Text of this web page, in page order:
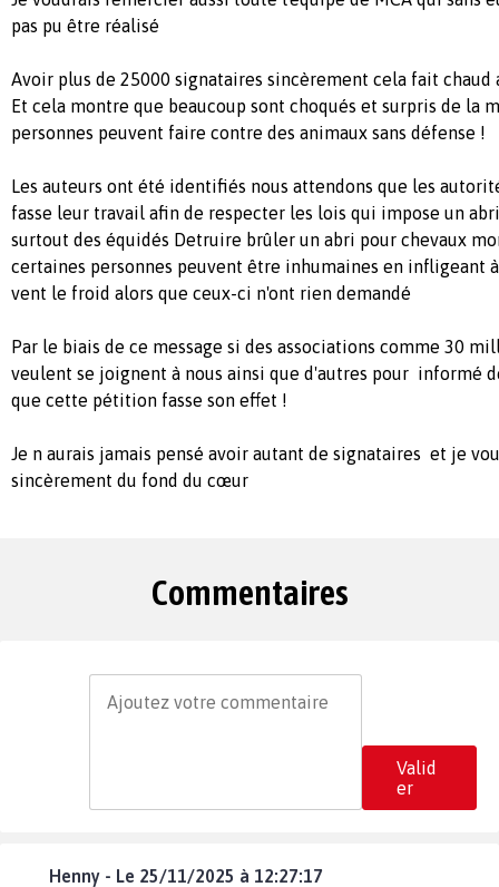
pas pu être réalisé
Avoir plus de 25000 signataires sincèrement cela fait chaud
Et cela montre que beaucoup sont choqués et surpris de la
personnes peuvent faire contre des animaux sans défense !
Les auteurs ont été identifiés nous attendons que les
fasse leur travail afin de respecter les lois qui impose un
surtout des équidés Detruire brûler un abri pour chevaux
certaines personnes peuvent être inhumaines en infligeant
vent le froid alors que ceux-ci n'ont rien demandé
Par le biais de ce message si des associations comme 30
veulent se joignent à nous ainsi que d'autres pour informé
que cette pétition fasse son effet !
Je n aurais jamais pensé avoir autant de signataires et je
sincèrement du fond du cœur
Commentaires
Valid
er
Henny - Le 25/11/2025 à 12:27:17